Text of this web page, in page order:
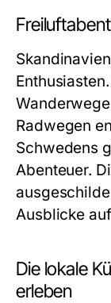
Radwegen
Schwedens
Abenteuer.
Ausblicke
Die lokale
erleben